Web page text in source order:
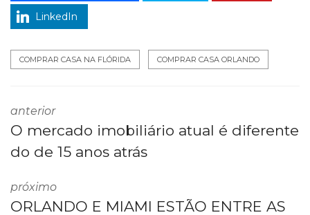
LinkedIn
COMPRAR CASA NA FLÓRIDA COMPRAR CASA ORLANDO
anterior
O mercado imobiliário atual é diferente
do de 15 anos atrás
próximo
ORLANDO E MIAMI ESTÃO ENTRE AS